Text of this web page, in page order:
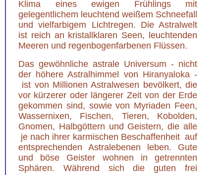
Klima eines ewigen Frühlings mit
gelegentlichem leuchtend weißem Schneefall
und vielfarbigem Lichtregen. Die Astralwelt
ist reich an kristallklaren Seen, leuchtenden
Meeren und regenbogenfarbenen Flüssen.
Das gewöhnliche astrale Universum - nicht
der höhere Astralhimmel von Hiranyaloka -
ist von Millionen Astralwesen bevölkert, die
vor kürzerer oder längerer Zeit von der Erde
gekommen sind, sowie von Myriaden Feen,
Wassernixen, Fischen, Tieren, Kobolden,
Gnomen, Halbgöttern und Geistern, die alle
je nach ihrer karmischen Beschaffenheit auf
entsprechenden Astralebenen leben. Gute
und böse Geister wohnen in getrennten
Sphären. Während sich die guten frei